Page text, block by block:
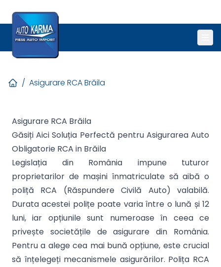
/ Asigurare RCA Brăila
Asigurare RCA Brăila
Găsiți Aici Soluția Perfectă pentru Asigurarea Auto
Obligatorie RCA in Brăila
Legislația din România impune tuturor
proprietarilor de mașini înmatriculate să aibă o
poliță RCA (Răspundere Civilă Auto) valabilă.
Durata acestei polițe poate varia între o lună și 12
luni, iar opțiunile sunt numeroase în ceea ce
privește societățile de asigurare din România.
Pentru a alege cea mai bună opțiune, este crucial
să înțelegeți mecanismele asigurărilor. Polița RCA